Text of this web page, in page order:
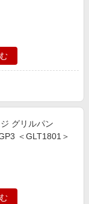
グリルパン
＜GLT1801＞